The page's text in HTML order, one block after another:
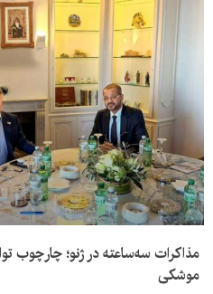
مذاکرات سه‌ساعته در ژنو؛ چارچوب
موشکی